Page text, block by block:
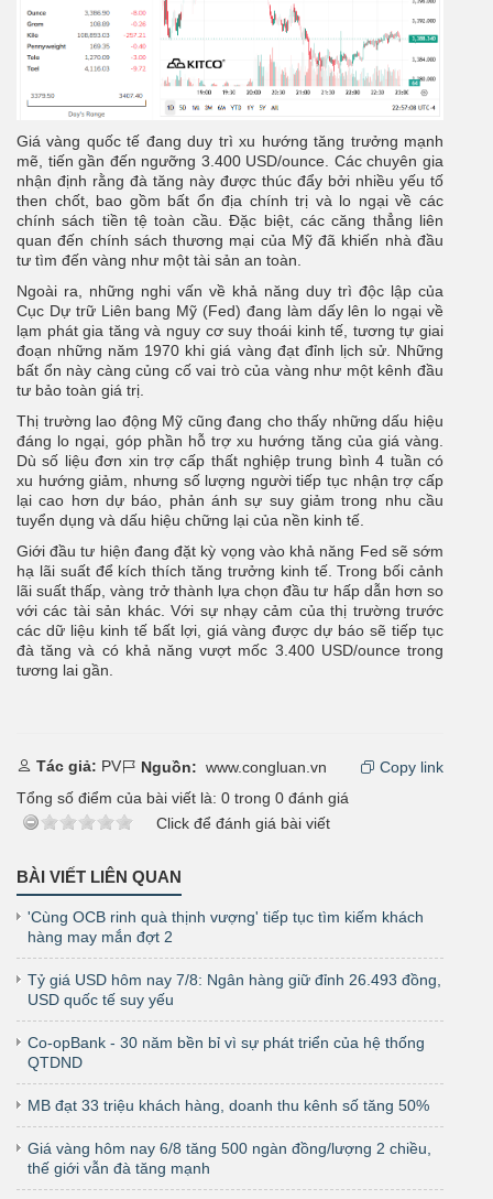
Giá vàng quốc tế đang duy trì xu hướng tăng trưởng mạnh
mẽ, tiến gần đến ngưỡng 3.400 USD/ounce. Các chuyên gia
nhận định rằng đà tăng này được thúc đẩy bởi nhiều yếu tố
then chốt, bao gồm bất ổn địa chính trị và lo ngại về các
chính sách tiền tệ toàn cầu. Đặc biệt, các căng thẳng liên
quan đến chính sách thương mại của Mỹ đã khiến nhà đầu
tư tìm đến vàng như một tài sản an toàn.
Ngoài ra, những nghi vấn về khả năng duy trì độc lập của
Cục Dự trữ Liên bang Mỹ (Fed) đang làm dấy lên lo ngại về
lạm phát gia tăng và nguy cơ suy thoái kinh tế, tương tự giai
đoạn những năm 1970 khi giá vàng đạt đỉnh lịch sử. Những
bất ổn này càng củng cố vai trò của vàng như một kênh đầu
tư bảo toàn giá trị.
Thị trường lao động Mỹ cũng đang cho thấy những dấu hiệu
đáng lo ngại, góp phần hỗ trợ xu hướng tăng của giá vàng.
Dù số liệu đơn xin trợ cấp thất nghiệp trung bình 4 tuần có
xu hướng giảm, nhưng số lượng người tiếp tục nhận trợ cấp
lại cao hơn dự báo, phản ánh sự suy giảm trong nhu cầu
tuyển dụng và dấu hiệu chững lại của nền kinh tế.
Giới đầu tư hiện đang đặt kỳ vọng vào khả năng Fed sẽ sớm
hạ lãi suất để kích thích tăng trưởng kinh tế. Trong bối cảnh
lãi suất thấp, vàng trở thành lựa chọn đầu tư hấp dẫn hơn so
với các tài sản khác. Với sự nhạy cảm của thị trường trước
các dữ liệu kinh tế bất lợi, giá vàng được dự báo sẽ tiếp tục
đà tăng và có khả năng vượt mốc 3.400 USD/ounce trong
tương lai gần.
Tác giả: PV Nguồn: www.congluan.vn
Copy link
Tổng số điểm của bài viết là: 0 trong 0 đánh giá
Click để đánh giá bài viết
BÀI VIẾT LIÊN QUAN
'Cùng OCB rinh quà thịnh vượng' tiếp tục tìm kiếm khách
hàng may mắn đợt 2
Tỷ giá USD hôm nay 7/8: Ngân hàng giữ đỉnh 26.493 đồng,
USD quốc tế suy yếu
Co-opBank - 30 năm bền bỉ vì sự phát triển của hệ thống
QTDND
MB đạt 33 triệu khách hàng, doanh thu kênh số tăng 50%
Giá vàng hôm nay 6/8 tăng 500 ngàn đồng/lượng 2 chiều,
thế giới vẫn đà tăng mạnh